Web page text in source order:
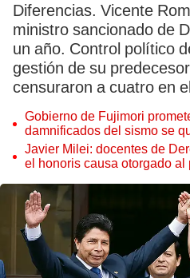
Diferencias. Vicente
ministro sancionado de
un año. Control político
gestión de su
censuraron a cuatro en
Gobierno de Fujimori
damnificados del sismo se
Javier Milei: docentes de
el honoris causa otorgado